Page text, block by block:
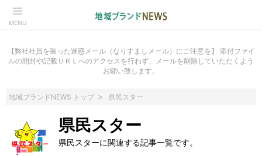
MENU
【弊社社員を装った迷惑メール（なりすましメール）にご注意を】 添付ファイ
ルの開封や記載ＵＲＬへのアクセスを行わず、メールを削除していただくよう
お願い致します。
地域ブランドNEWS トップ 県民スター
県民スター
県民スターに関連する記事一覧です。